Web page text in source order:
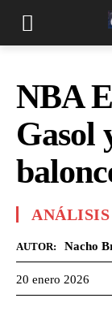
NBA
Gasol
AUTOR: Nacho
20 enero 2026